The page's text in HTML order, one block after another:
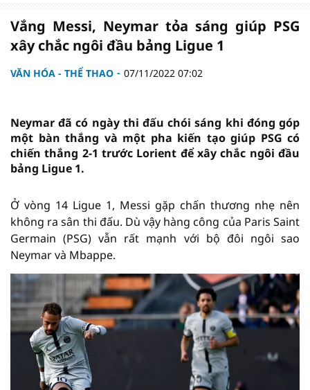
Vắng Messi, Neymar tỏa sáng giúp PSG
xây chắc ngôi đầu bảng Ligue 1
VĂN HÓA - THỂ THAO 07/11/2022 07:02
Neymar đã có ngày thi đấu chói sáng khi đóng góp
một bàn thắng và một pha kiến tạo giúp PSG có
chiến thắng 2-1 trước Lorient để xây chắc ngôi đầu
bảng Ligue 1.
Ở vòng 14 Ligue 1, Messi gặp chấn thương nhẹ nên
không ra sân thi đấu. Dù vậy hàng công của Paris Saint
Germain (PSG) vẫn rất mạnh với bộ đôi ngôi sao
Neymar và Mbappe.